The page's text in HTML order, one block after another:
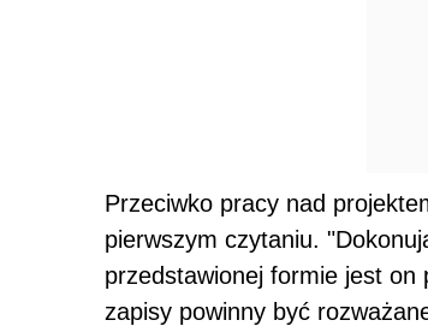
Przeciwko pracy nad
pierwszym czytaniu.
przedstawionej formie jest on
zapisy powinny być